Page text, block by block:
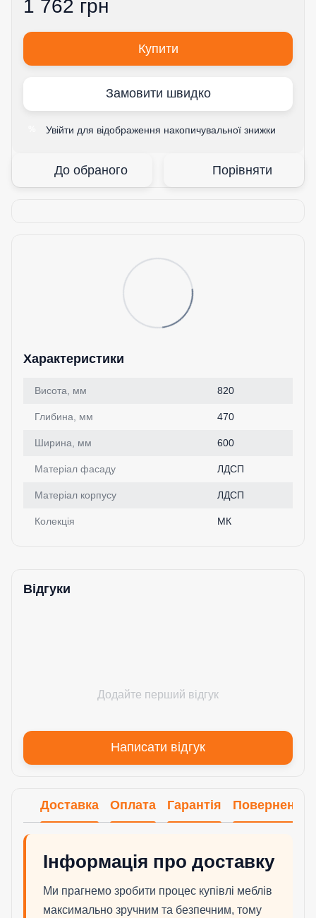
1 762 грн
Купити
Замовити швидко
Увійти для відображення накопичувальної знижки
До обраного Порівняти
Характеристики
Висота, мм 820
Глибина, мм 470
Ширина, мм 600
Матеріал фасаду ЛДСП
Матеріал корпусу ЛДСП
Колекція МК
Відгуки
Додайте перший відгук
Написати відгук
Доставка Оплата Гарантія Повернення
Інформація про доставку
Ми прагнемо зробити процес купівлі меблів
максимально зручним та безпечним, тому